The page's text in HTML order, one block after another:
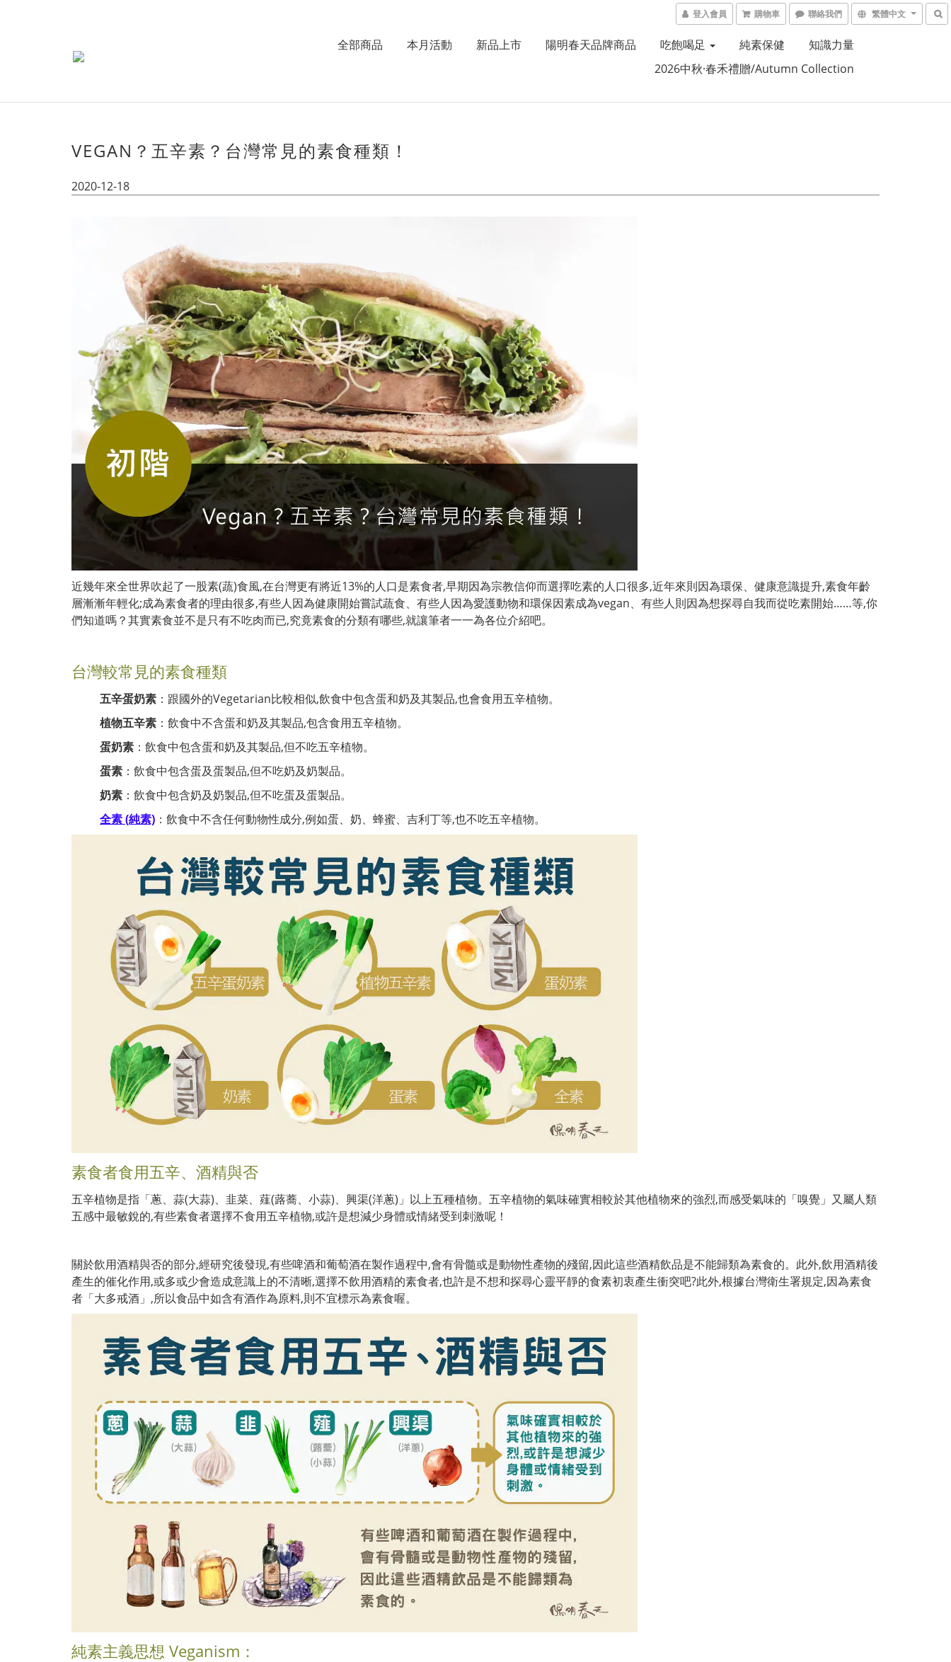
登入會員 購物車 聯絡我們 繁體中文
全部商品 本月活動 新品上市 陽明春天品牌商品 吃飽喝足 純素保健
知識力量
2026中秋·春禾禮贈/Autumn Collection
VEGAN？五辛素？台灣常見的素食種類！
2020-12-18
近幾年來全世界吹起了一股素(蔬)食風,在台灣更有將近13%的人口是素食者,早期因為宗教信仰而選擇吃素的人口很多,近年來則因為環保、健康意識提升,素食年齡
層漸漸年輕化;成為素食者的理由很多,有些人因為健康開始嘗試蔬食、 有些人因為愛護動物和環保因素成為vegan、有些人則因為想探尋自我而從吃素開始……等,你
們知道嗎？其實素食並不是只有不吃肉而已,究竟素食的分類有哪些,就讓筆者一一為各位介紹吧。
台灣較常見的素食種類
五辛蛋奶素 ：跟國外的Vegetarian比較相似,飲食中包含蛋和奶及其製品,也會食用五辛植物。
植物五辛素 ：飲食中不含蛋和奶及其製品,包含食用五辛植物。
蛋奶素 ：飲食中包含蛋和奶及其製品,但不吃五辛植物。
蛋素 ：飲食中包含蛋及蛋製品,但不吃奶及奶製品。
奶素 ：飲食中包含奶及奶製品,但不吃蛋及蛋製品。
全素 (純素) ：飲食中不含任何動物性成分,例如蛋、奶、蜂蜜、吉利丁等,也不吃五辛植物。
素食者食用五辛、酒精與否
五辛植物是指「蔥、蒜(大蒜)、韭菜、薤(蕗蕎、小蒜)、興渠(洋蔥)」以上五種植物。五辛植物的氣味確實相較於其他植物來的強烈,而感受氣味的「嗅覺」又屬人類
五感中最敏銳的,有些素食者選擇不食用五辛植物,或許是想減少身體或情緒受到刺激呢！
關於飲用酒精與否的部分,經研究後發現,有些啤酒和葡萄酒在製作過程中,會有骨髓或是動物性產物的殘留,因此這些酒精飲品是不能歸類為素食的。此外,飲用酒精後
產生的催化作用,或多或少會造成意識上的不清晰,選擇不飲用酒精的素食者,也許是不想和探尋心靈平靜的食素初衷產生衝突吧?此外,根據台灣衛生署規定,因為素食
者「大多戒酒」,所以食品中如含有酒作為原料,則不宜標示為素食喔。
純素主義思想 Veganism：